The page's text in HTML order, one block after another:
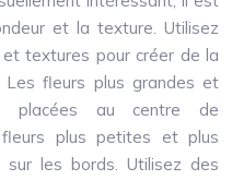
et la texture. Utilisez
textures pour créer de la
Les fleurs plus grandes et
placées au centre de
fleurs plus petites et plus
les bords. Utilisez des